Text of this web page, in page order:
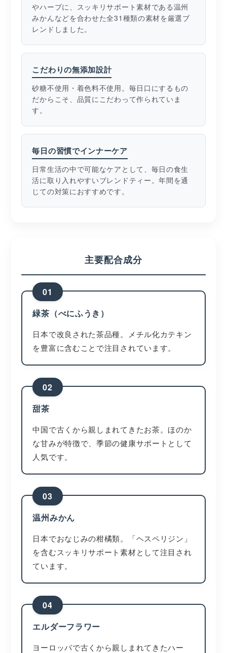
やハーブに、スッキリサポート素材である温州
みかんなどを合わせた全31種類の素材を厳選ブ
レンドしました。
こだわりの無添加設計
砂糖不使用・着色料不使用。毎日口にするもの
だからこそ、品質にこだわって作られていま
す。
毎日の習慣でインナーケア
日常生活の中で可能なケアとして、毎日の食生
活に取り入れやすいブレンドティー。年間を通
じての対策におすすめです。
主要配合成分
01
緑茶（べにふうき）
日本で改良された茶品種。メチル化カテキン
を豊富に含むことで注目されています。
02
甜茶
中国で古くから親しまれてきたお茶。ほのか
な甘みが特徴で、季節の健康サポートとして
人気です。
03
温州みかん
日本でおなじみの柑橘類。「ヘスペリジン」
を含むスッキリサポート素材として注目され
ています。
04
エルダーフラワー
ヨーロッパで古くから親しまれてきたハー